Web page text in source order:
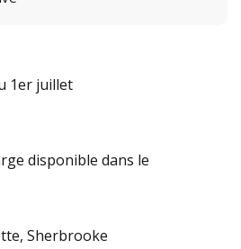
1er juillet
disponible dans le
Sherbrooke